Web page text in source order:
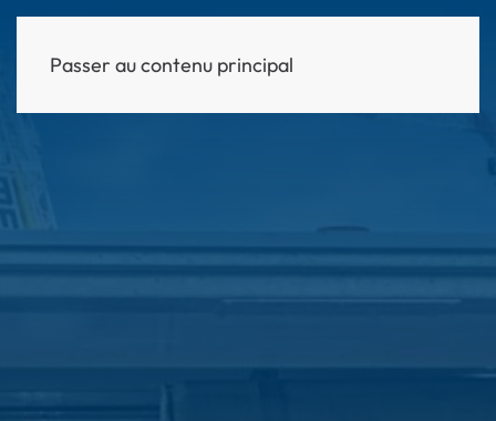
Passer au contenu principal